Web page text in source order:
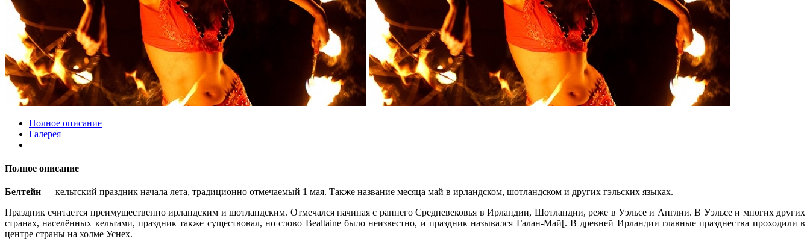
Полное описание
Галерея
Полное описание
Белтейн — кельтский праздник начала лета, традиционно отмечаемый 1 мая. Также название месяца май в ирландском, шотландском и других гэльских языках.
Праздник считается преимущественно ирландским и шотландским. Отмечался начиная с раннего Средневековья в Ирландии, Шотландии, реже в Уэльсе и Англии. В Уэльсе и многих других
странах, населённых кельтами, праздник также существовал, но слово Bealtaine было неизвестно, и праздник назывался Галан-Май[. В древней Ирландии главные празднества проходили в
центре страны на холме Уснех.